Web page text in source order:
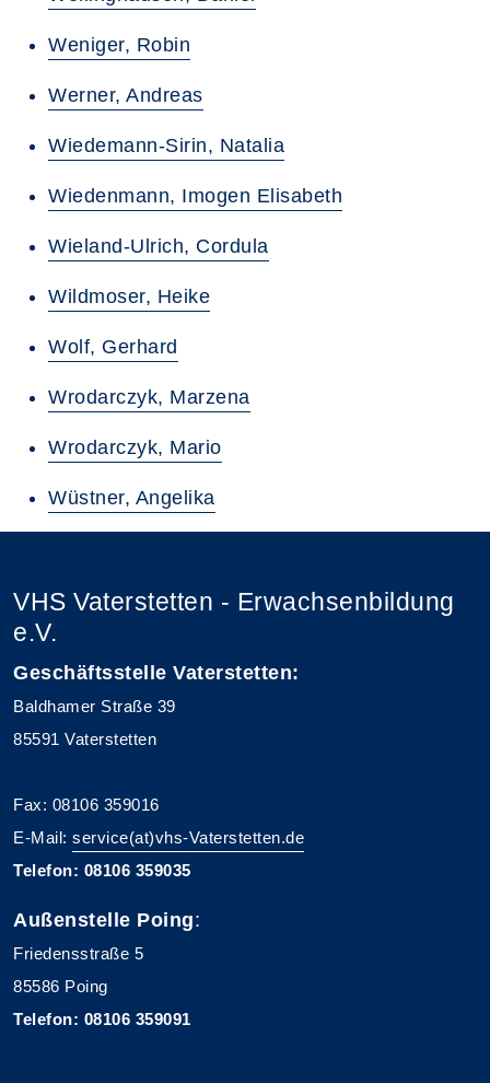
Weniger, Robin
Werner, Andreas
Wiedemann-Sirin, Natalia
Wiedenmann, Imogen Elisabeth
Wieland-Ulrich, Cordula
Wildmoser, Heike
Wolf, Gerhard
Wrodarczyk, Marzena
Wrodarczyk, Mario
Wüstner, Angelika
VHS Vaterstetten - Erwachsenbildung
e.V.
Geschäftsstelle Vaterstetten:
Baldhamer Straße 39
85591 Vaterstetten
Fax: 08106 359016
E-Mail: service(at)vhs-Vaterstetten.de
Telefon: 08106 359035
Außenstelle Poing:
Friedensstraße 5
85586 Poing
Telefon: 08106 359091